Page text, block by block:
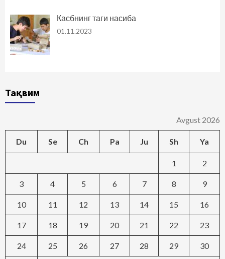
Касбнинг таги насиба
01.11.2023
Тақвим
Avgust 2026
Du Se Ch Pa Ju Sh Ya
1 2
3 4 5 6 7 8 9
10 11 12 13 14 15 16
17 18 19 20 21 22 23
24 25 26 27 28 29 30